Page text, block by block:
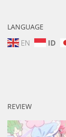
LANGUAGE
EN ID
REVIEW